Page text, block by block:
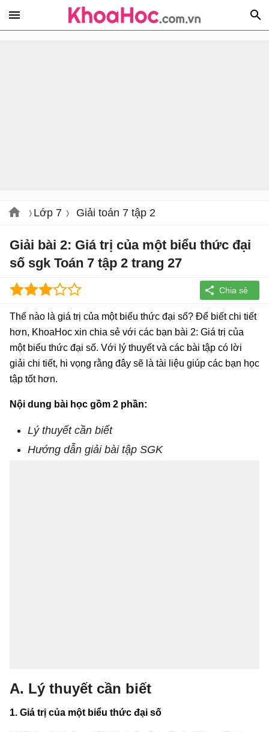
Lớp 7 Giải toán 7 tập 2
Giải bài 2: Giá trị của một biểu thức đại
số sgk Toán 7 tập 2 trang 27
Thế nào là giá trị của một biểu thức đại số? Để biết chi tiết
hơn, KhoaHoc xin chia sẻ với các bạn bài 2: Giá trị của
một biểu thức đại số. Với lý thuyết và các bài tập có lời
giải chi tiết, hi vọng rằng đây sẽ là tài liệu giúp các bạn học
tập tốt hơn.
Nội dung bài học gồm 2 phần:
Lý thuyết cần biết
Hướng dẫn giải bài tập SGK
A. Lý thuyết cần biết
1. Giá trị của một biểu thức đại số